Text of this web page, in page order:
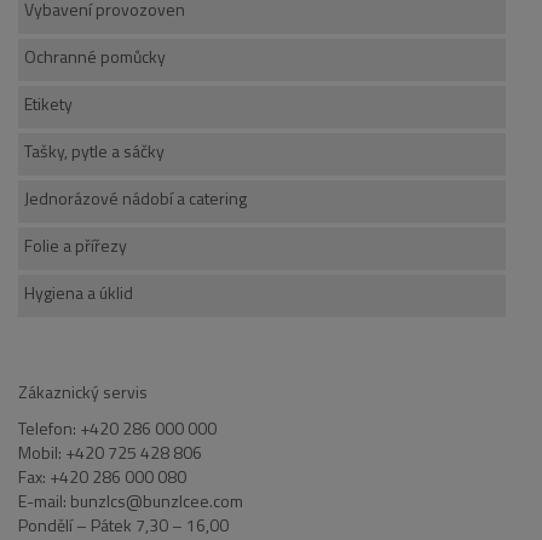
Vybavení provozoven
Ochranné pomůcky
Etikety
Tašky, pytle a sáčky
Jednorázové nádobí a catering
Folie a přířezy
Hygiena a úklid
Zákaznický servis
Telefon: +420 286 000 000
Mobil: +420 725 428 806
Fax: +420 286 000 080
E-mail: bunzlcs@bunzlcee.com
Pondělí – Pátek 7,30 – 16,00